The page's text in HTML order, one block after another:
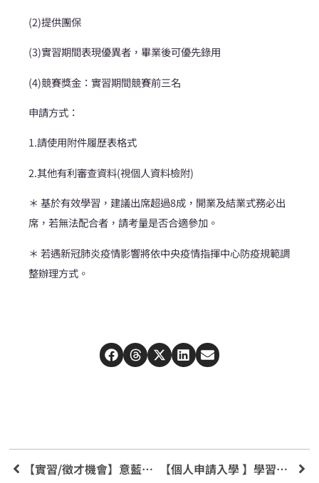
(2)提供團保
(3)實習期間表現優異者，畢業後可優先錄用
(4)競賽獎金：實習期間競賽前三名
申請方式：
1.請使用附件履歷表格式
2.其他有利審查資料(視個人資料檢附)
＊ 基於有效學習，建議出席超過8成，開業及結業式務必出
席，若無法配合者，請考量是否合適參加。
＊ 若遇新冠肺炎疫情影響將依中央疫情指揮中心防疫規範調
整辦理方式。
【實習/徵才機會】意藍資訊〔2022年度徵才 搶搭智能數據職涯熱潮!〕4/20.4/22線上說明會 【個人申請入學 】學習歷程檔案資源與準備指引–新增問題反應專區